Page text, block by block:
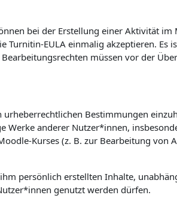
bei der Erstellung einer Aktivität
Turnitin-EULA einmalig akzeptieren.
müssen vor der
Bestimmungen
Werke anderer Nutzer*innen,
Kurses (z. B. zur Bearbeitung
persönlich erstellten Inhalte,
genutzt werden dürfen.